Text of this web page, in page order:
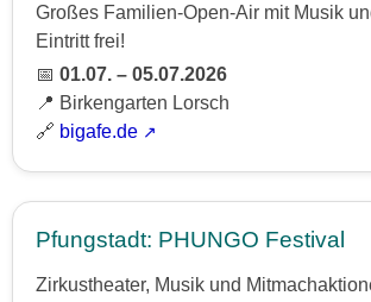
Großes Familien-Open-Air mit Musik
Eintritt frei!
📅01.07. – 05.07.2026
📍 Birkengarten Lorsch
🔗 bigafe.de
Pfungstadt: PHUNGO Festival
Zirkustheater, Musik und